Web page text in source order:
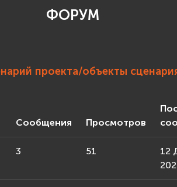
ФОРУМ
проекта/объекты
Сообщения Просмотров
3 51
12